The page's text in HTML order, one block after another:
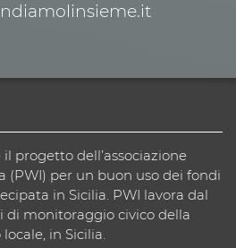
progetto dell’associazione
(PWI) per un buon uso dei fondi
in Sicilia. PWI lavora dal
di monitoraggio civico della
in Sicilia.